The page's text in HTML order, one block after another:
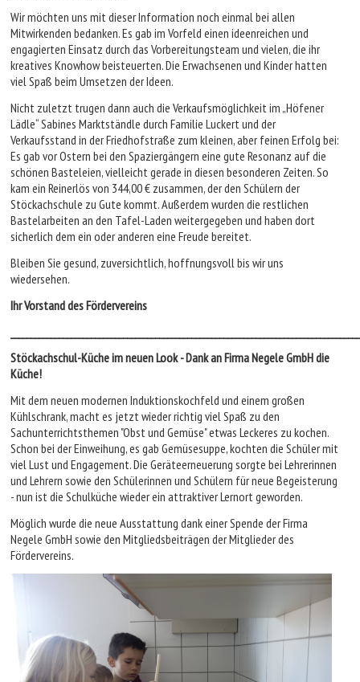
Wir möchten uns mit dieser Information noch einmal bei allen
Mitwirkenden bedanken. Es gab im Vorfeld einen ideenreichen und
engagierten Einsatz durch das Vorbereitungsteam und vielen, die ihr
kreatives Knowhow beisteuerten. Die Erwachsenen und Kinder hatten
viel Spaß beim Umsetzen der Ideen.
Nicht zuletzt trugen dann auch die Verkaufsmöglichkeit im „Höfener
Lädle“ Sabines Marktständle durch Familie Luckert und der
Verkaufsstand in der Friedhofstraße zum kleinen, aber feinen Erfolg bei:
Es gab vor Ostern bei den Spaziergängern eine gute Resonanz auf die
schönen Basteleien, vielleicht gerade in diesen besonderen Zeiten. So
kam ein Reinerlös von 344,00 € zusammen, der den Schülern der
Stöckachschule zu Gute kommt. Außerdem wurden die restlichen
Bastelarbeiten an den Tafel-Laden weitergegeben und haben dort
sicherlich dem ein oder anderen eine Freude bereitet.
Bleiben Sie gesund, zuversichtlich, hoffnungsvoll bis wir uns
wiedersehen.
Ihr Vorstand des Fördervereins
Stöckachschul-Küche im neuen Look - Dank an Firma Negele GmbH die
Küche!
Mit dem neuen modernen Induktionskochfeld und einem großen
Kühlschrank, macht es jetzt wieder richtig viel Spaß zu den
Sachunterrichtsthemen "Obst und Gemüse" etwas Leckeres zu kochen.
Schon bei der Einweihung, es gab Gemüsesuppe, kochten die Schüler mit
viel Lust und Engagement. Die Geräteerneuerung sorgte bei Lehrerinnen
und Lehrern sowie den Schülerinnen und Schülern für neue Begeisterung
- nun ist die Schulküche wieder ein attraktiver Lernort geworden.
Möglich wurde die neue Ausstattung dank einer Spende der Firma
Negele GmbH sowie den Mitgliedsbeiträgen der Mitglieder des
Fördervereins.